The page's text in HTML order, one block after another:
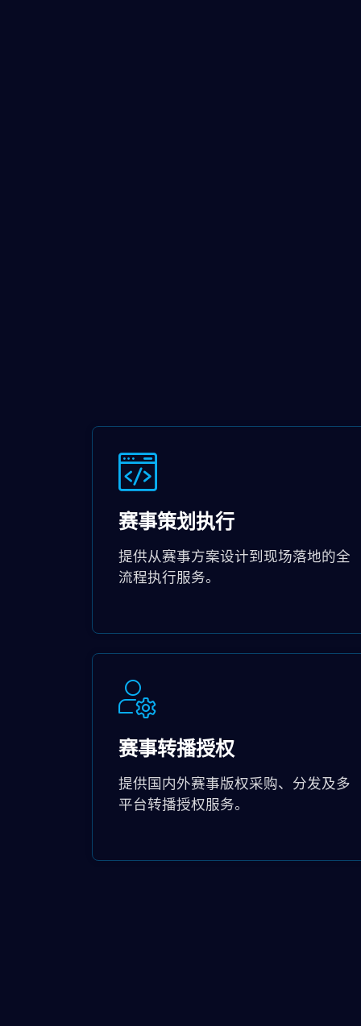
赛事策划执行
提供从赛事方案设计到现场落地的全
流程执行服务。
赛事转播授权
提供国内外赛事版权采购、分发及多
平台转播授权服务。